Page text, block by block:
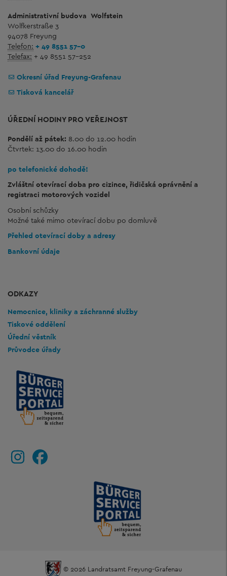
Administrativní budova Wolfstein
Wolfkerstraße 3
94078 Freyung
Telefon: + 49 8551 57-0
Telefax: + 49 8551 57-252
Okresní úřad Freyung-Grafenau
Tisková kancelář
ÚŘEDNÍ HODINY PRO VEŘEJNOST
Pondělí až pátek: 8.00 do 12.00 hodin
Čtvrtek: 13.00 do 16.00 hodin
po telefonické dohodě!
Zvláštní otevírací doba pro cizince, řidičská oprávnění a
registraci motorových vozidel
Osobní schůzky
Možné také mimo otevírací dobu po domluvě
Přehled otevírací doby a adresy
Bankovní údaje
ODKAZY
Nemocnice, kliniky a záchranné služby
Tiskové oddělení
Úřední věstník
Průvodce úřady
© 2026 Landratsamt Freyung-Grafenau